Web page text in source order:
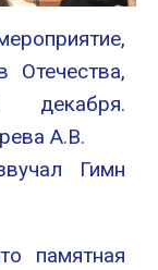
Отечества,
декабря.
A.B.
Гимн
памятная